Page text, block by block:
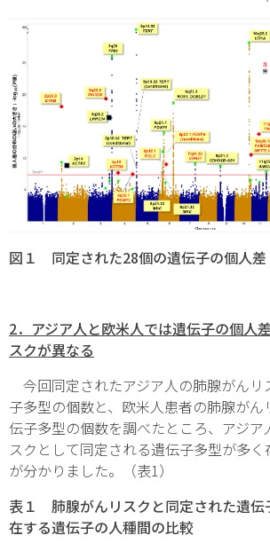
図１ 同定された28個の遺伝子の個人差
2．アジア人と欧米人では遺伝子の個人
スクが異なる
今回同定されたアジア人の肺腺がんリ
子多型の個数と、欧米人患者の肺腺がん
伝子多型の個数を調べたところ、アジア
スクとして同定される遺伝子多型が多く
が分かりました。（表1）
表１ 肺腺がんリスクと同定された遺伝
在する遺伝子の人種間の比較